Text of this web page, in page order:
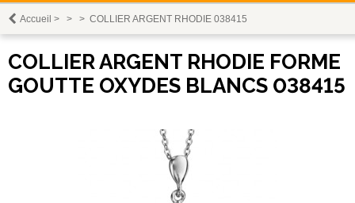
Accueil > > > COLLIER ARGENT RHODIE 038415
COLLIER ARGENT RHODIE FORME
GOUTTE OXYDES BLANCS 038415